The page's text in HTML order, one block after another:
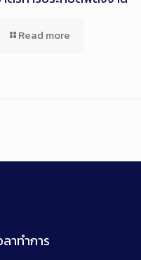
Read more
ลาทำการ